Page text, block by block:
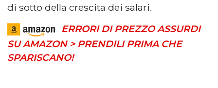
di sotto della crescita dei salari.
ERRORI DI PREZZO ASSURDI
SU AMAZON > PRENDILI PRIMA CHE
SPARISCANO!